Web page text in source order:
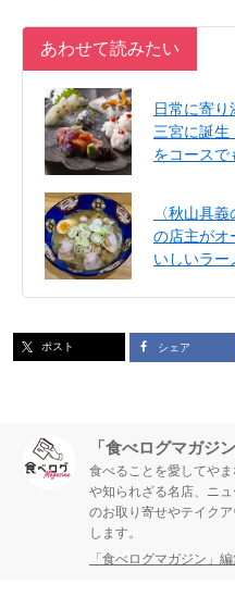
あわせて読みたい
日常に寄り
三宮に誕生
をコースで
〈秋山具
の店主がオ
いしいラー
ポスト シェア
「食べログマガジ
食べることを愛してや
や知られざる名店、ニ
のお取り寄せやテイク
します。
「食べログマガジン」